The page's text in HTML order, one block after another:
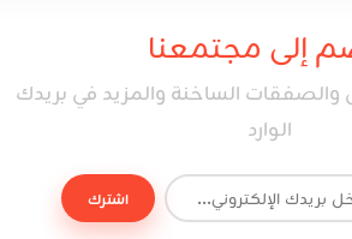
إلى مجتمعنا
الساخنة والمزيد في بريدك
الوارد
اشترك